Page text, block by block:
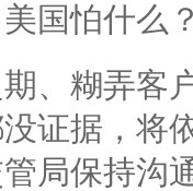
国怕什么
、糊弄客
证据，将
局保持沟